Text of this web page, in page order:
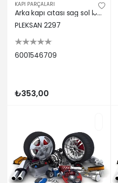
KAPI PARÇALARI
Arka kapı cıtası sag sol logan 03>08 Pleksan 6001546709
PLEKSAN 2297
6001546709
₺353,00